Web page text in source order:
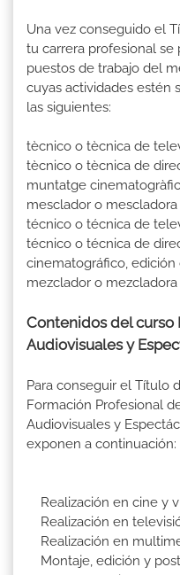
Una vez conseguido el
tu carrera profesional se
puestos de trabajo del
cuyas actividades estén
las siguientes:
tècnico o tècnica de
tècnico o tècnica de
muntatge
mesclador o
técnico o técnica de
técnico o técnica de
cinematográfico, edición
mezclador o
Contenidos del curso
Audiovisuales y
Para conseguir el Título
Formación Profesional
Audiovisuales y
exponen a continuación:
Realización en cine y
Realización en
Realización en
Montaje, edición y